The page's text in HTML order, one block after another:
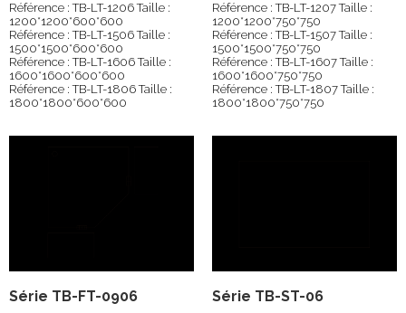
Référence : TB-LT-1206 Taille :
1200*1200*600*600
Référence : TB-LT-1506 Taille :
1500*1500*600*600
Référence : TB-LT-1606 Taille :
1600*1600*600*600
Référence : TB-LT-1806 Taille :
1800*1800*600*600
Référence : TB-LT-1207 Taille :
1200*1200*750*750
Référence : TB-LT-1507 Taille :
1500*1500*750*750
Référence : TB-LT-1607 Taille :
1600*1600*750*750
Référence : TB-LT-1807 Taille :
1800*1800*750*750
Série TB-FT-0906 Série TB-ST-06